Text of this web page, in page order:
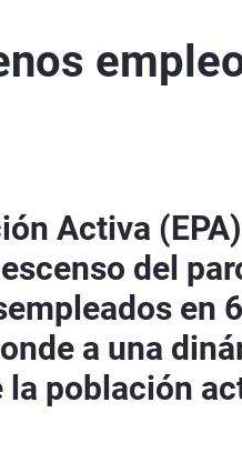
Activa (EPA)
del
en
a una
población